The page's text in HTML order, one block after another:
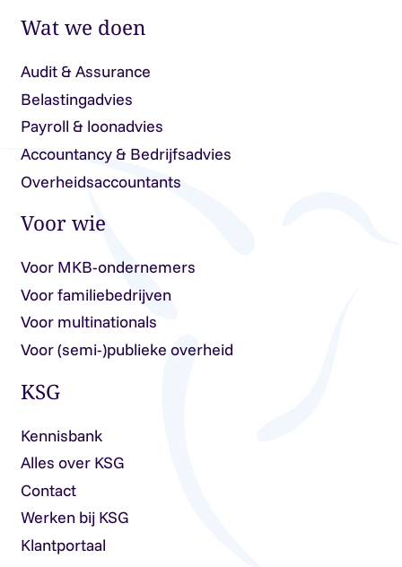
Wat we doen
Audit & Assurance
Belastingadvies
Payroll & loonadvies
Accountancy & Bedrijfsadvies
Overheidsaccountants
Voor wie
Voor MKB-ondernemers
Voor familiebedrijven
Voor multinationals
Voor (semi-)publieke overheid
KSG
Kennisbank
Alles over KSG
Contact
Werken bij KSG
Klantportaal